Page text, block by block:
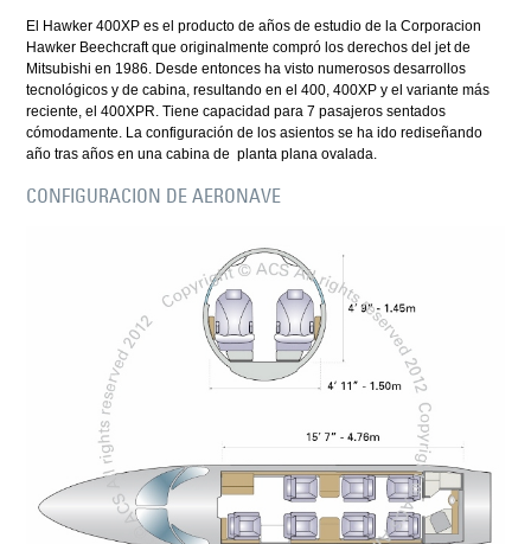
El Hawker 400XP es el producto de años de estudio de la Corporacion
Hawker Beechcraft que originalmente compró los derechos del jet de
Mitsubishi en 1986. Desde entonces ha visto numerosos desarrollos
tecnológicos y de cabina, resultando en el 400, 400XP y el variante más
reciente, el 400XPR. Tiene capacidad para 7 pasajeros sentados
cómodamente. La configuración de los asientos se ha ido rediseñando
año tras años en una cabina de planta plana ovalada.
CONFIGURACION DE AERONAVE